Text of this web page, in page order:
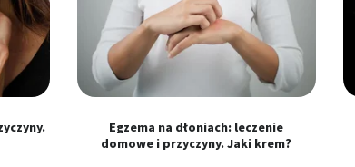
Egzema na dłoniach: leczenie
domowe i przyczyny. Jaki krem?